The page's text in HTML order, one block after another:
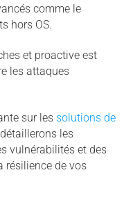
comme le
hors OS.
et proactive est
les attaques
sur les solutions de
détaillerons les
vulnérabilités et des
résilience de vos